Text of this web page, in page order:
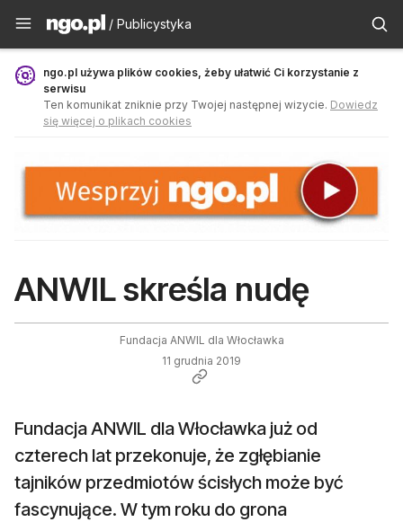
Publicystyka - ngo.pl
/ Publicystyka
ngo.pl używa plików cookies, żeby ułatwić Ci korzystanie z
serwisu
Ten komunikat zniknie przy Twojej następnej wizycie. Dowiedz
się więcej o plikach cookies
ANWIL skreśla nudę
Fundacja ANWIL dla Włocławka
11 grudnia 2019
Fundacja ANWIL dla Włocławka już od
czterech lat przekonuje, że zgłębianie
tajników przedmiotów ścisłych może być
fascynujące. W tym roku do grona